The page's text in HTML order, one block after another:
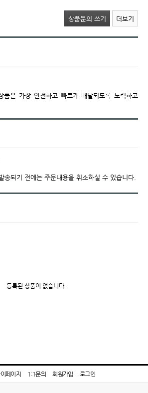
상품문의 쓰기 더보기
품은 가장 안전하고 빠르게 배달되도록 노력하고
송되기 전에는 주문내용을 취소하실 수 있습니다.
등록된 상품이 없습니다.
페이지 1:1문의 회원가입 로그인